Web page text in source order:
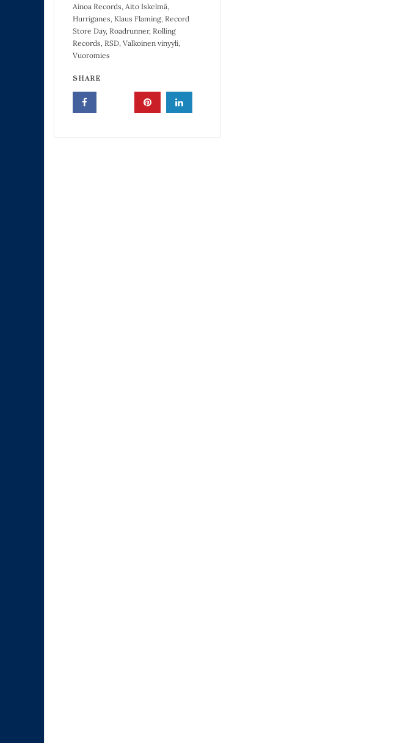
Ainoa Records, Aito Iskelmä,
Hurriganes, Klaus Flaming, Record
Store Day, Roadrunner, Rolling
Records, RSD, Valkoinen vinyyli,
Vuoromies
SHARE